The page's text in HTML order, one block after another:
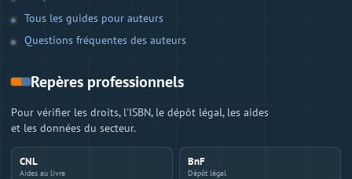
Tous les guides pour auteurs
Questions fréquentes des auteurs
Repères professionnels
Pour vérifier les droits, l'ISBN, le dépôt légal, les aides
et les données du secteur.
CNL
Aides au livre
BnF
Dépôt légal